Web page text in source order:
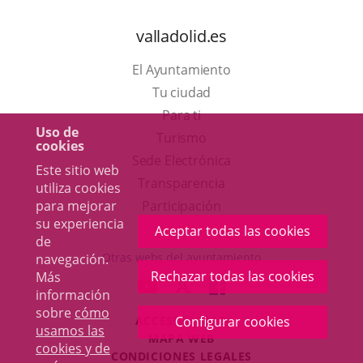
Uso de
cookies
Este sitio web
utiliza cookies
para mejorar
su experiencia
de
navegación.
Más
información
sobre cómo
usamos las
cookies y de
Aceptar todas las cookies
Rechazar todas las cookies
Configurar cookies
valladolid.es
El Ayuntamiento
Tu ciudad
Para ti
en
una
ventana
nueva.
aplicación
externa.
Otras webs del ayuntamiento
ENLACE
A
UNA
APLICACIÓN
ENLACE
A
UNA
APLICACIÓN
ENLACE
A
UNA
ACCESIBILIDAD
MAPA WEB
CONDICIONES LEGALES